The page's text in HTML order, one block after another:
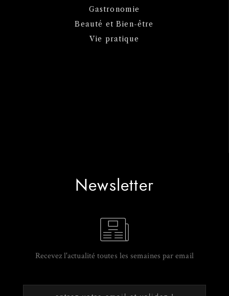
Gastronomie
Beauté et Bien-être
Vie pratique
Newsletter
Recevez l'actualité toutes les semaines par email